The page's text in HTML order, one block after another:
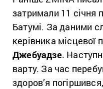
затримали 11 січня
Батумі. За даними
керівника місцевої
Джебуадзе.
варту. За час
здоров’я